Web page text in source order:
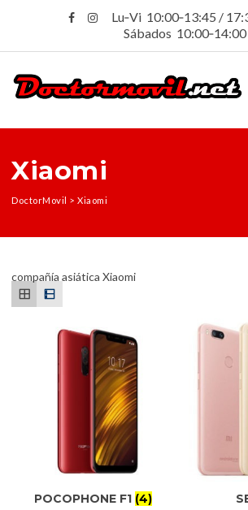
Lu‑Vi 10:00‑13:45 /
Sábados 10:00‑14:00
Xiaomi
DoctorMovil > Xiaomi
compañía asiática Xiaomi
POCOPHONE F1 (4)